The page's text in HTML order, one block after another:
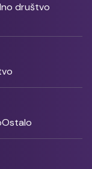
društvo
Ostalo